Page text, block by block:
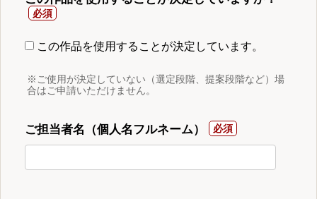
この作品を使用することが決定しています。
※ご使用が決定していない（選定段階、提案段階など）場
合はご申請いただけません。
ご担当者名（個人名フルネーム）